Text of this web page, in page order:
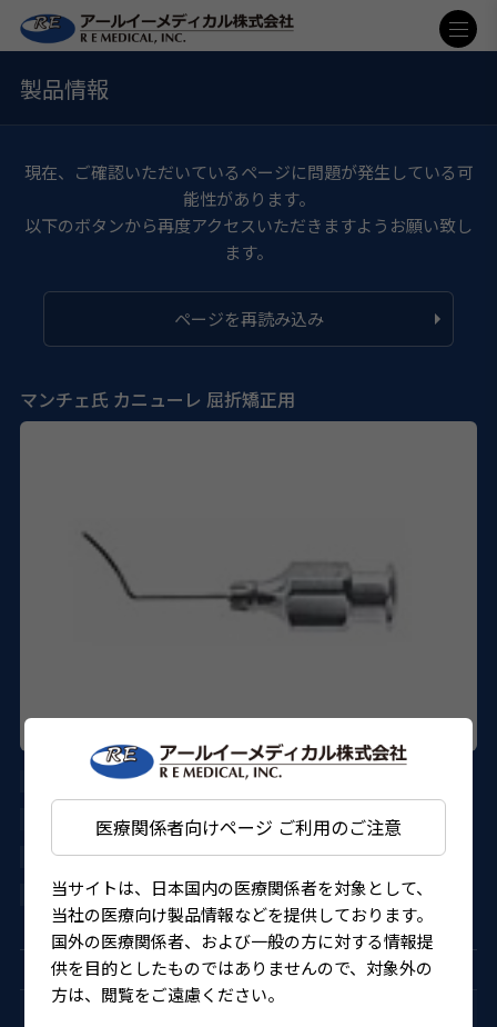
医療関係者向けページ ご利用のご注意
当サイトは、日本国内の医療関係者を対象として、
当社の医療向け製品情報などを提供しております。
国外の医療関係者、および一般の方に対する情報提
供を目的としたものではありませんので、対象外の
方は、閲覧をご遠慮ください。
製品情報
現在、ご確認いただいているページに問題が発生している可
能性があります。
以下のボタンから再度アクセスいただきますようお願い致し
ます。
ページを再読み込み
マンチェ氏 カニューレ 屈折矯正用
AE-7287
ASICO
27B1X000017287KT
4562150823527
屈折矯正用鑷子＆カニューレ